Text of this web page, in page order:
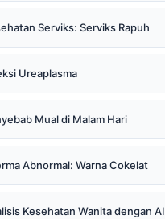
Serviks: Serviks Rapuh
Ureaplasma
Mual di Malam Hari
Abnormal: Warna Cokelat
Kesehatan Wanita dengan AI